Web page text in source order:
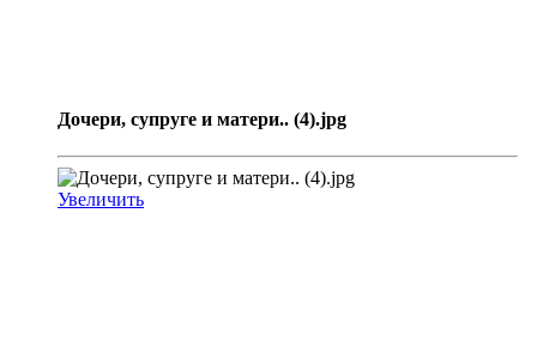
Дочери, супруге и матери.. (4).jpg
Увеличить